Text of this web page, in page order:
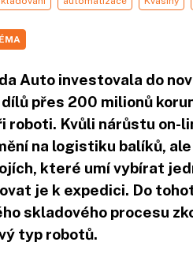
Auto investovala do
přes 200 milionů
roboti. Kvůli nárůstu on-
na logistiku balíků,
které umí vybírat
je k expedici. Do
skladového procesu
typ robotů.